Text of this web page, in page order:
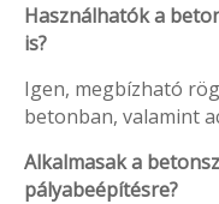
Használhatók a
is?
Igen, megbízható
betonban, valamint
Alkalmasak a
pályabeépítésre?